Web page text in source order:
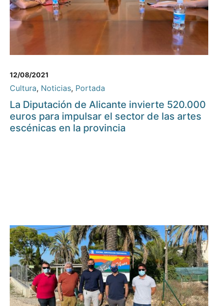
12/08/2021
Cultura, Noticias, Portada
La Diputación de Alicante invierte 520.000
euros para impulsar el sector de las artes
escénicas en la provincia